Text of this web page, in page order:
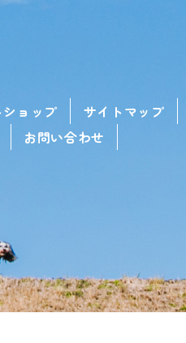
ョップ
サイトマップ
お問い合わせ